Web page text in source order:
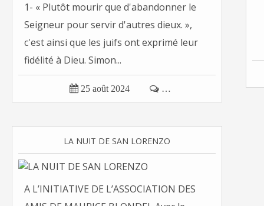
1- « Plutôt mourir que d'abandonner le
Seigneur pour servir d'autres dieux. »,
c'est ainsi que les juifs ont exprimé leur
fidélité à Dieu. Simon...
 25 août 2024  …
LA NUIT DE SAN LORENZO
A L’INITIATIVE DE L’ASSOCIATION DES